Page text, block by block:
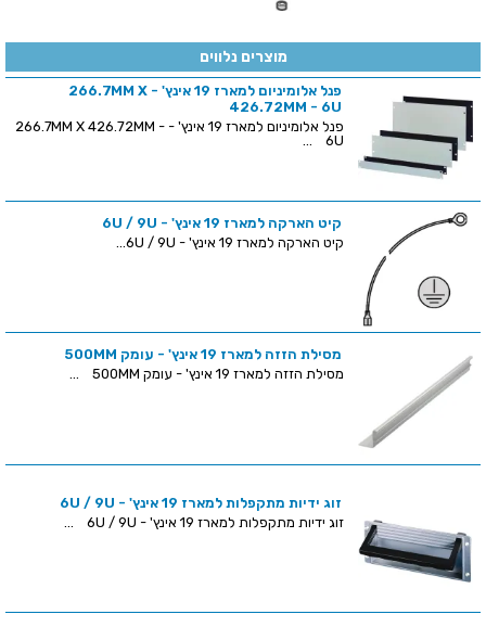
מוצרים נלווים
פנל אלומיניום למארז 19 אינץ' - 266.7MM X
426.72MM - 6U
פנל אלומיניום למארז 19 אינץ' - 266.7MM X 426.72MM -
6U ...
קיט הארקה למארז 19 אינץ' - 6U / 9U
קיט הארקה למארז 19 אינץ' - 6U / 9U...
מסילת הזזה למארז 19 אינץ' - עומק 500MM
מסילת הזזה למארז 19 אינץ' - עומק 500MM ...
זוג ידיות מתקפלות למארז 19 אינץ' - 6U / 9U
זוג ידיות מתקפלות למארז 19 אינץ' - 6U / 9U ...